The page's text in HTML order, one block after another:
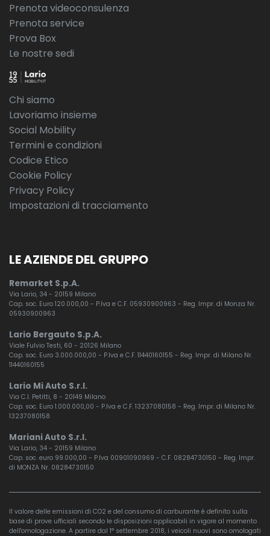
Prenota videoconsulenza
Prenota service
Prova Box
Le nostre sedi
Chi siamo
Lavoriamo insieme
Social Mobility
Termini e condizioni
Codice Etico
Cookie Policy
Privacy Policy
Impostazioni di tracciamento
LE AZIENDE DEL GRUPPO
Remarket S.p.A.
Via Lario, 34 - 20159 Milano
Cap. soc. Euro 120.000,00 - P.Iva e C.F. 05930900963 - Reg. Impr. di Monza Nr.
05930900963
Lario Bergauto S.p.A.
Viale Fulvio Testi, 60 - 20126 Milano
Cap. soc. Euro 3.000.000,00 - P.Iva e C.F. 11440160155 - Reg. Impr. di Milano Nr.
11440160155
Lario Mi Auto S.r.l.
Via C.I. Petitti, 8 - 20149 Milano
Cap. soc. Euro 1.000.000,00 - P.Iva e C.F. 13237080158 - Reg. Impr. di Milano Nr.
13237080158
Mariani Auto S.r.l.
Via Lario, 34 - 20159 Milano
Cap. soc. euro 99.000,00 - P.Iva 00901090969 - C.F. 08284730150 - Reg. Impr.
di MONZA Nr. 08284730150
Il valore delle emissioni di CO2 e del consumo di carburante è definito sulla
base di prove ufficiali secondo le disposizioni applicabili in vigore al momento
dell'omologazione. A partire dal 1° settembre 2018, i veicoli nuovi sono omologati